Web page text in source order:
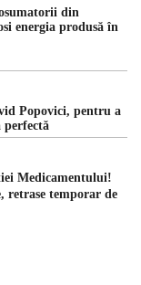
din
energia produsă în
Popovici, pentru a
perfectă
Medicamentului!
retrase temporar de